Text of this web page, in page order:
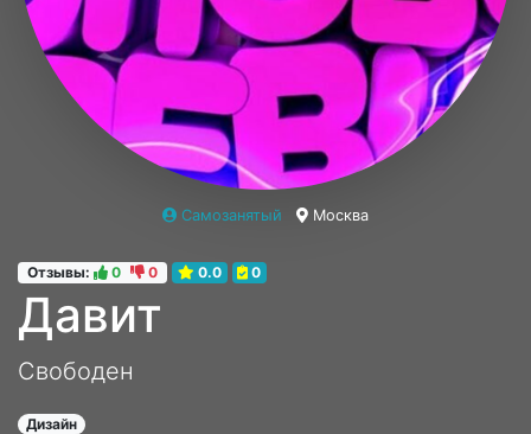
Отзывы: 0 0 0.0 0
Давит
Свободен
Дизайн
Самозанятый Москва